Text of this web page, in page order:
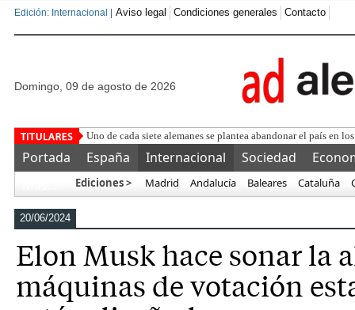
Edición: Internacional | Aviso legal Condiciones generales Contacto
domingo, 09 de agosto de 2026
La
Portada España Internacional Sociedad
Ediciones > Madrid Andalucía Baleares Cataluña
20/06/2024
Elon Musk hace sonar la
máquinas de votación